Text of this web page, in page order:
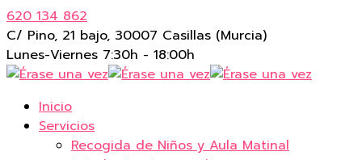
620 134 862
C/ Pino, 21 bajo, 30007 Casillas (Murcia)
Lunes-Viernes 7:30h - 18:00h
Inicio
Servicios
Recogida de Niños y Aula Matinal